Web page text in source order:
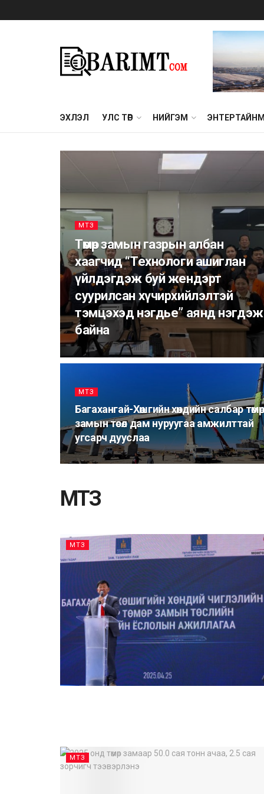
ЭХЛЭЛ УЛС ТӨР НИЙГЭМ
МТЗ
Төмөр замын газрын албан
хаагчид “Технологи ашиглан
үйлдэгдэж буй жендэрт
суурилсан хүчирхийлэлтэй
тэмцэхэд нэгдье” аянд нэгдэж
байна
МТЗ
Багахангай-Хөшгийн хөндийн салбар төмөр
замын төсөл дам нуруугаа амжилттай
угсарч дууслаа
МТЗ
МТЗ
МТЗ